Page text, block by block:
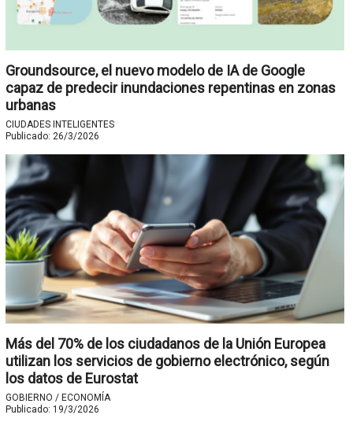
Groundsource, el nuevo modelo de IA de Google
capaz de predecir inundaciones repentinas en zonas
urbanas
CIUDADES INTELIGENTES
Publicado: 26/3/2026
Más del 70% de los ciudadanos de la Unión Europea
utilizan los servicios de gobierno electrónico, según
los datos de Eurostat
GOBIERNO / ECONOMÍA
Publicado: 19/3/2026